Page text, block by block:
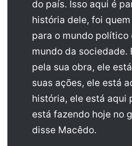
do país. Isso aqui é
história dele, foi
para o mundo político
mundo da sociedade.
pela sua obra, ele
suas ações, ele está
história, ele está aqui
está fazendo hoje no
disse Macêdo.